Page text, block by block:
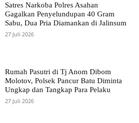
Satres Narkoba Polres Asahan
Gagalkan Penyelundupan 40 Gram
Sabu, Dua Pria Diamankan di Jalinsum
27 Juli 2026
Rumah Pasutri di Tj Anom Dibom
Molotov, Polsek Pancur Batu Diminta
Ungkap dan Tangkap Para Pelaku
27 Juli 2026